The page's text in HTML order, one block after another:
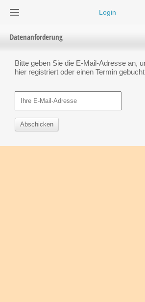
Login
Datenanforderung
Bitte geben Sie die E-Mail-Adresse an,
hier registriert oder einen Termin
Abschicken